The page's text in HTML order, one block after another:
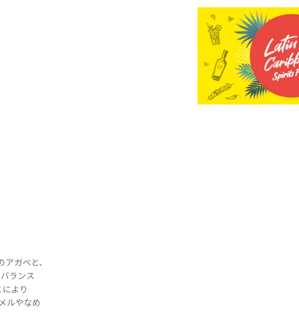
ガベと、
ランス
より
ルやなめ